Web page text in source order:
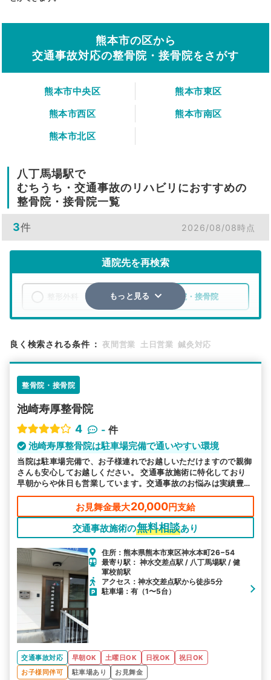
熊本市の区から
交通事故対応の整骨院・接骨院をさがす
熊本市中央区
熊本市東区
熊本市西区
熊本市南区
熊本市北区
八丁馬場駅で
むちうち・交通事故のリハビリにおすすめの
整骨院・接骨院一覧
3件 2026/08/08時点
通院先を再検索
整骨院・接骨院
検索する
駅から探す 院名から探す
もっと見る
良く検索される条件 ： 夜間営業 土日営業 鍼灸対応
整骨院・接骨院
池崎寿厚整骨院
4
- 件
池崎寿厚整骨院は駐車場完備で通いやすい環境
当院は駐車場完備で、お子様連れでお越しいただけますので親御
さんも安心してお越しください。 交通事故施術に特化しており
早朝からや休日も営業しています。交通事故のお悩みは実績豊富
な当院へお任せください。
お見舞金最大20,000円支給
交通事故施術の無料相談あり
住所：熊本県熊本市東区神水本町26−54
最寄り駅： 神水交差点駅 / 八丁馬場駅 / 健
軍校前駅
アクセス：神水交差点駅から徒歩5分
駐車場：有（1〜5台）
交通事故対応 早朝OK 土曜日OK 日祝OK
祝日OK
お子様同伴可
駐車場あり お見舞金